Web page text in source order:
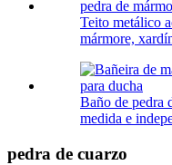
Teito metálico
mármore,
Baño de pedra
medida e
pedra de cuarzo